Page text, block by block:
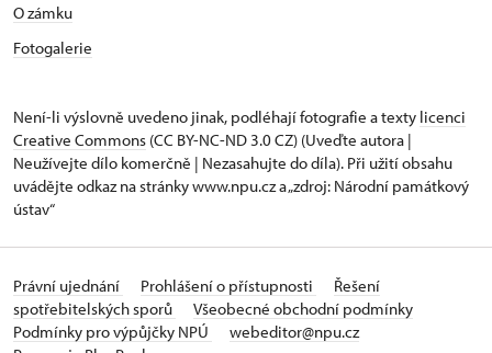
O zámku
Fotogalerie
Není-li výslovně uvedeno jinak, podléhají fotografie a texty licenci
Creative Commons (CC BY-NC-ND 3.0 CZ) (Uveďte autora |
Neužívejte dílo komerčně | Nezasahujte do díla). Při užití obsahu
uvádějte odkaz na stránky www.npu.cz a „zdroj: Národní památkový
ústav“
Právní ujednání Prohlášení o přístupnosti
Řešení
spotřebitelských sporů
Všeobecné obchodní podmínky
Podmínky pro výpůjčky NPÚ
webeditor@npu.cz